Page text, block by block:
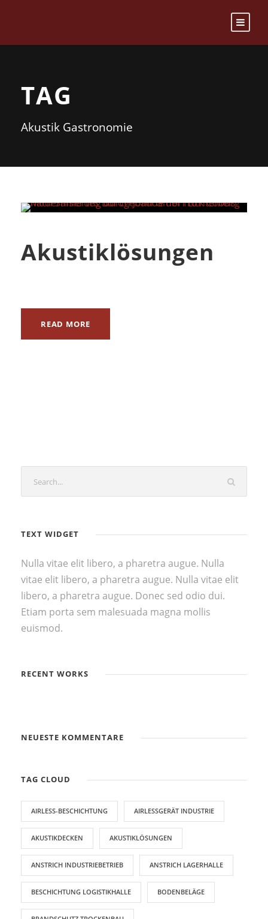
TAG
Akustik Gastronomie
Akustiklösungen
READ MORE
TEXT WIDGET
Nulla vitae elit libero, a pharetra augue. Nulla
vitae elit libero, a pharetra augue. Nulla vitae elit
libero, a pharetra augue. Donec sed odio dui.
Etiam porta sem malesuada magna mollis
euismod.
RECENT WORKS
NEUESTE KOMMENTARE
TAG CLOUD
AIRLESS-BESCHICHTUNG AIRLESSGERÄT INDUSTRIE
AKUSTIKDECKEN AKUSTIKLÖSUNGEN
ANSTRICH INDUSTRIEBETRIEB ANSTRICH LAGERHALLE
BESCHICHTUNG LOGISTIKHALLE BODENBELÄGE